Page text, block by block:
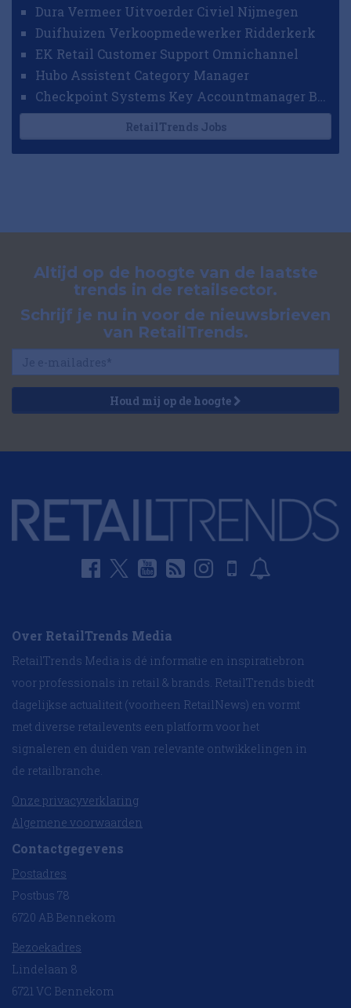
Dura Vermeer Uitvoerder Civiel Nijmegen
Duifhuizen Verkoopmedewerker Ridderkerk
EK Retail Customer Support Omnichannel
Hubo Assistent Category Manager
RetailTrends Jobs
Altijd op de hoogte van de laatste
trends in de retailsector.
Schrijf je nu in voor de nieuwsbrieven
van RetailTrends.
Houd mij op de hoogte
Over RetailTrends Media
RetailTrends Media is dé informatie en inspiratiebron
voor professionals in retail & brands. RetailTrends biedt
dagelijkse actualiteit (voorheen RetailNews) en vormt
met diverse retailevents een platform voor het
signaleren en duiden van relevante ontwikkelingen in
de retailbranche.
Onze privacyverklaring
Algemene voorwaarden
Contactgegevens
Postadres
Postbus 78
6720 AB Bennekom
Bezoekadres
Lindelaan 8
6721 VC Bennekom